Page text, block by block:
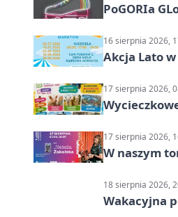
PoGORIa
16 sierpnia 2026,
Akcja Lato
17 sierpnia 2026,
17 sierpnia 2026,
W naszym
18 sierpnia 2026,
Wakacyjna